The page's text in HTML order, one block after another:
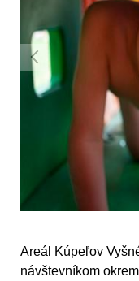
Areál Kúpeľov
návštevníkom